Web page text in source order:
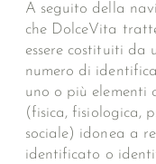
A seguito della
che DolceVita
essere costituiti da
numero di
uno o più elementi
(fisica, fisiologica,
sociale) idonea a
identificato o